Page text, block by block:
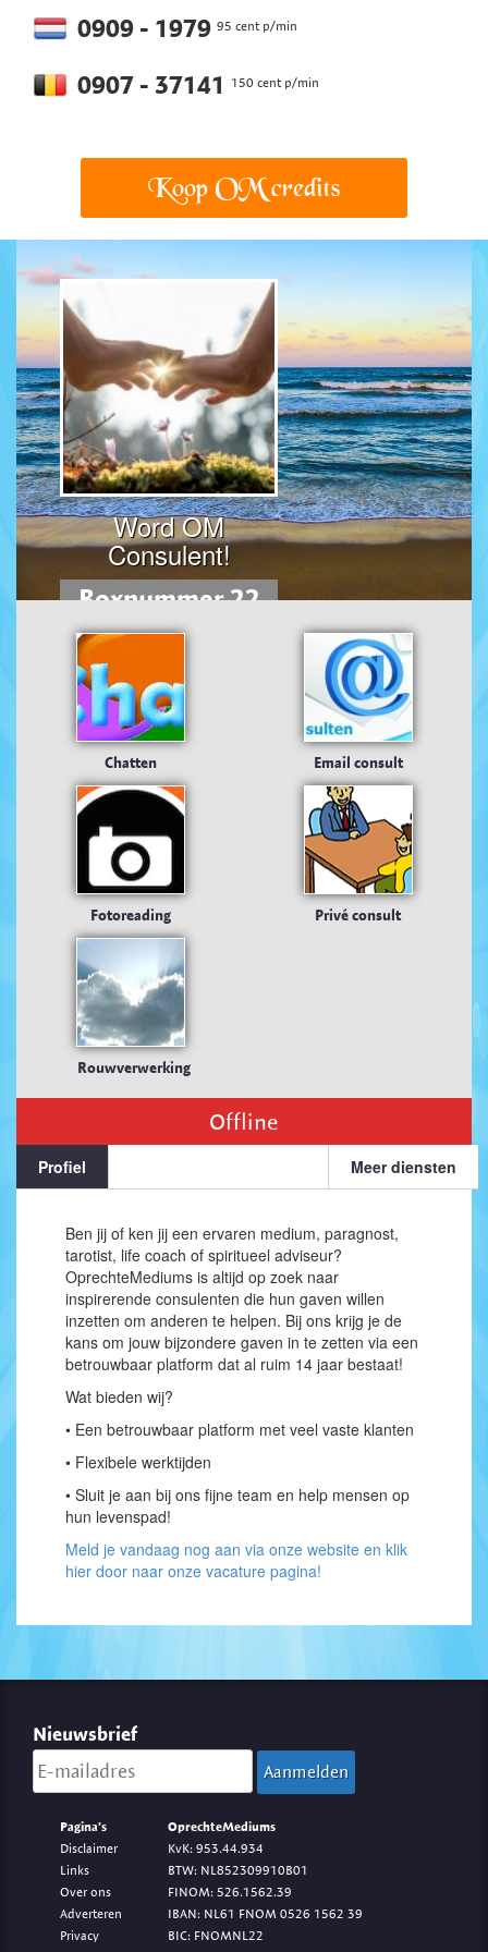
0909 - 1979 95 cent p/min
0907 - 37141 150 cent p/min
Koop OM credits
Word OM
Consulent!
Boxnummer 22
Chatten Email consult
Fotoreading Privé consult
Rouwverwerking
Offline
Profiel Meer diensten
Ben jij of ken jij een ervaren medium, paragnost,
tarotist, life coach of spiritueel adviseur?
OprechteMediums is altijd op zoek naar
inspirerende consulenten die hun gaven willen
inzetten om anderen te helpen. Bij ons krijg je de
kans om jouw bijzondere gaven in te zetten via een
betrouwbaar platform dat al ruim 14 jaar bestaat!
Wat bieden wij?
• Een betrouwbaar platform met veel vaste klanten
• Flexibele werktijden
• Sluit je aan bij ons fijne team en help mensen op
hun levenspad!
Meld je vandaag nog aan via onze website en klik
hier door naar onze vacature pagina!
Nieuwsbrief
Pagina's
Disclaimer
Links
Over ons
Adverteren
Privacy
OprechteMediums
KvK: 953.44.934
BTW: NL852309910B01
FINOM: 526.1562.39
IBAN: NL61 FNOM 0526 1562 39
BIC: FNOMNL22